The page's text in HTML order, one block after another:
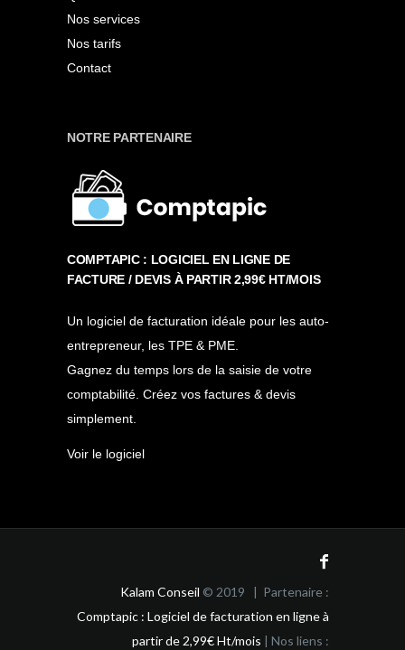
Nos services
Nos tarifs
Contact
NOTRE PARTENAIRE
COMPTAPIC : LOGICIEL EN LIGNE DE
FACTURE / DEVIS À PARTIR 2,99€ HT/MOIS
Un logiciel de facturation idéale pour les auto-
entrepreneur, les TPE & PME.
Gagnez du temps lors de la saisie de votre
comptabilité. Créez vos factures & devis
simplement.
Voir le logiciel
Kalam Conseil © 2019 | Partenaire :
Comptapic : Logiciel de facturation en ligne à
partir de 2,99€ Ht/mois | Nos liens :